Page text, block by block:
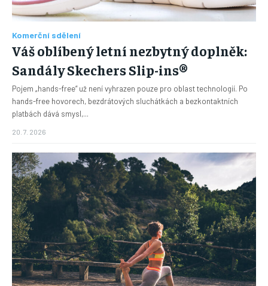
Komerční sdělení
Váš oblíbený letní nezbytný doplněk:
Sandály Skechers Slip-ins®
Pojem „hands-free“ už není vyhrazen pouze pro oblast technologií. Po
hands-free hovorech, bezdrátových sluchátkách a bezkontaktních
platbách dává smysl,...
20. 7. 2026